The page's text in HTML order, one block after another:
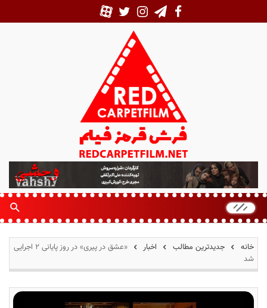
ر
ش
ر
م
ز
خانه جدیدترین مطالب اخبار
«عشق در پیری» در روز پایانی ۲ اجرایی
شد